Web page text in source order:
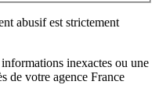
abusif est strictement
informations inexactes ou une
de votre agence France